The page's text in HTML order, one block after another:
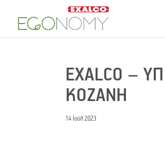
EXALCO –
ΚΟΖΑΝΗ
14 Ιούλ 2023